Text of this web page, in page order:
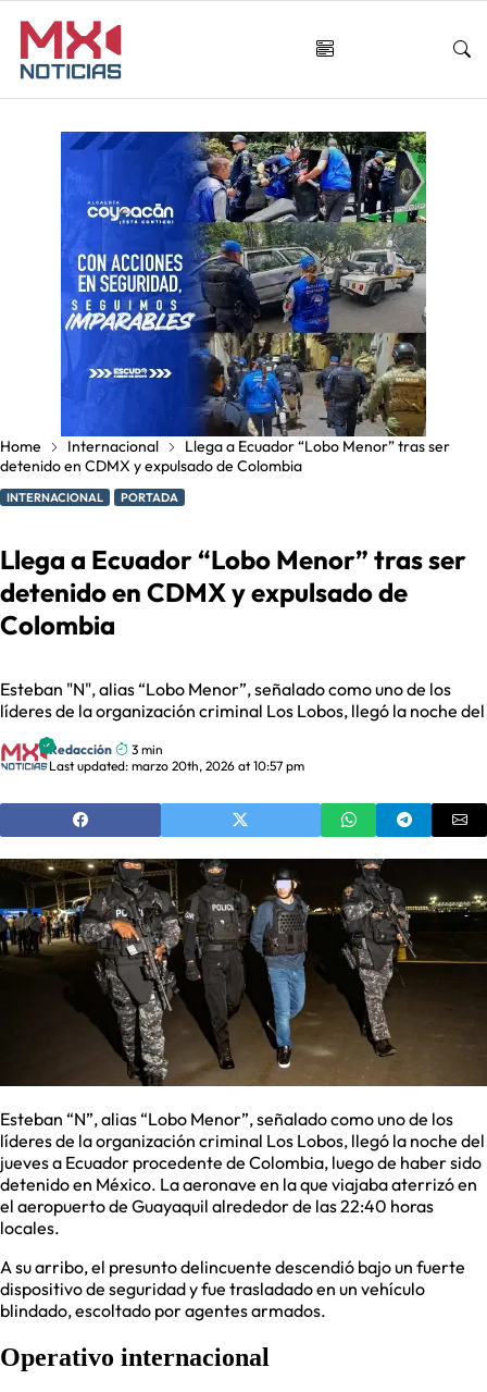
Home Internacional
Llega a Ecuador “Lobo Menor” tras ser
detenido en CDMX y expulsado de Colombia
INTERNACIONAL PORTADA
Llega a Ecuador “Lobo Menor” tras ser
detenido en CDMX y expulsado de
Colombia
Esteban "N", alias “Lobo Menor”, señalado como uno de los
líderes de la organización criminal Los Lobos, llegó la noche del
Redacción
3 min
Last updated: marzo 20th, 2026 at 10:57 pm
Esteban “N”, alias “Lobo Menor”, señalado como uno de los
líderes de la organización criminal Los Lobos, llegó la noche del
jueves a Ecuador procedente de Colombia, luego de haber sido
detenido en México. La aeronave en la que viajaba aterrizó en
el aeropuerto de Guayaquil alrededor de las 22:40 horas
locales.
A su arribo, el presunto delincuente descendió bajo un fuerte
dispositivo de seguridad y fue trasladado en un vehículo
blindado, escoltado por agentes armados.
Operativo internacional